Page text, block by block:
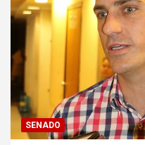
SENADO